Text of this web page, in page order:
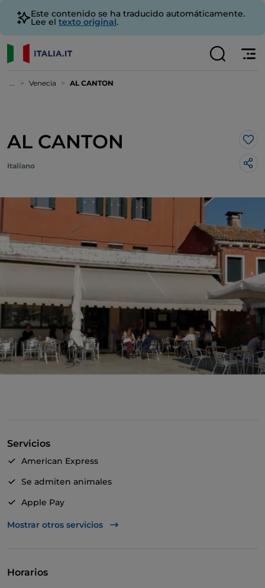
Este contenido se ha traducido automáticamente.
Lee el texto original.
... Venecia AL CANTON
AL CANTON Me
Italiano
Servicios
American Express
Se admiten animales
Apple Pay
Para llevar
Mostrar otros servicios
Horarios